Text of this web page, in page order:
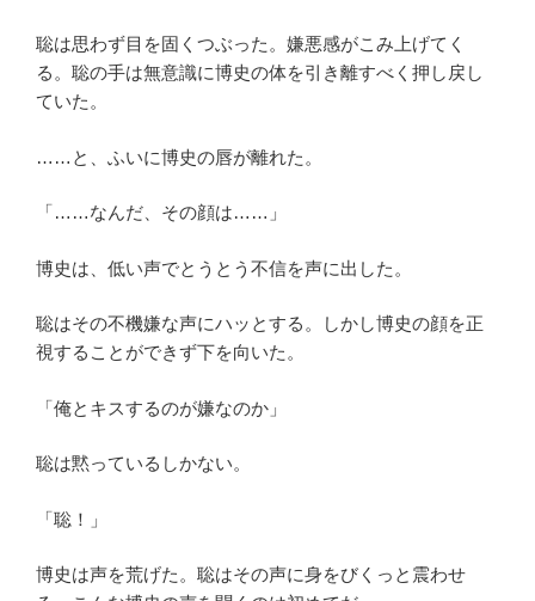
聡は思わず目を固くつぶった。嫌悪感がこみ上げてく
る。聡の手は無意識に博史の体を引き離すべく押し戻し
ていた。
……と、ふいに博史の唇が離れた。
「……なんだ、その顔は……」
博史は、低い声でとうとう不信を声に出した。
聡はその不機嫌な声にハッとする。しかし博史の顔を正
視することができず下を向いた。
「俺とキスするのが嫌なのか」
聡は黙っているしかない。
「聡！」
博史は声を荒げた。聡はその声に身をびくっと震わせ